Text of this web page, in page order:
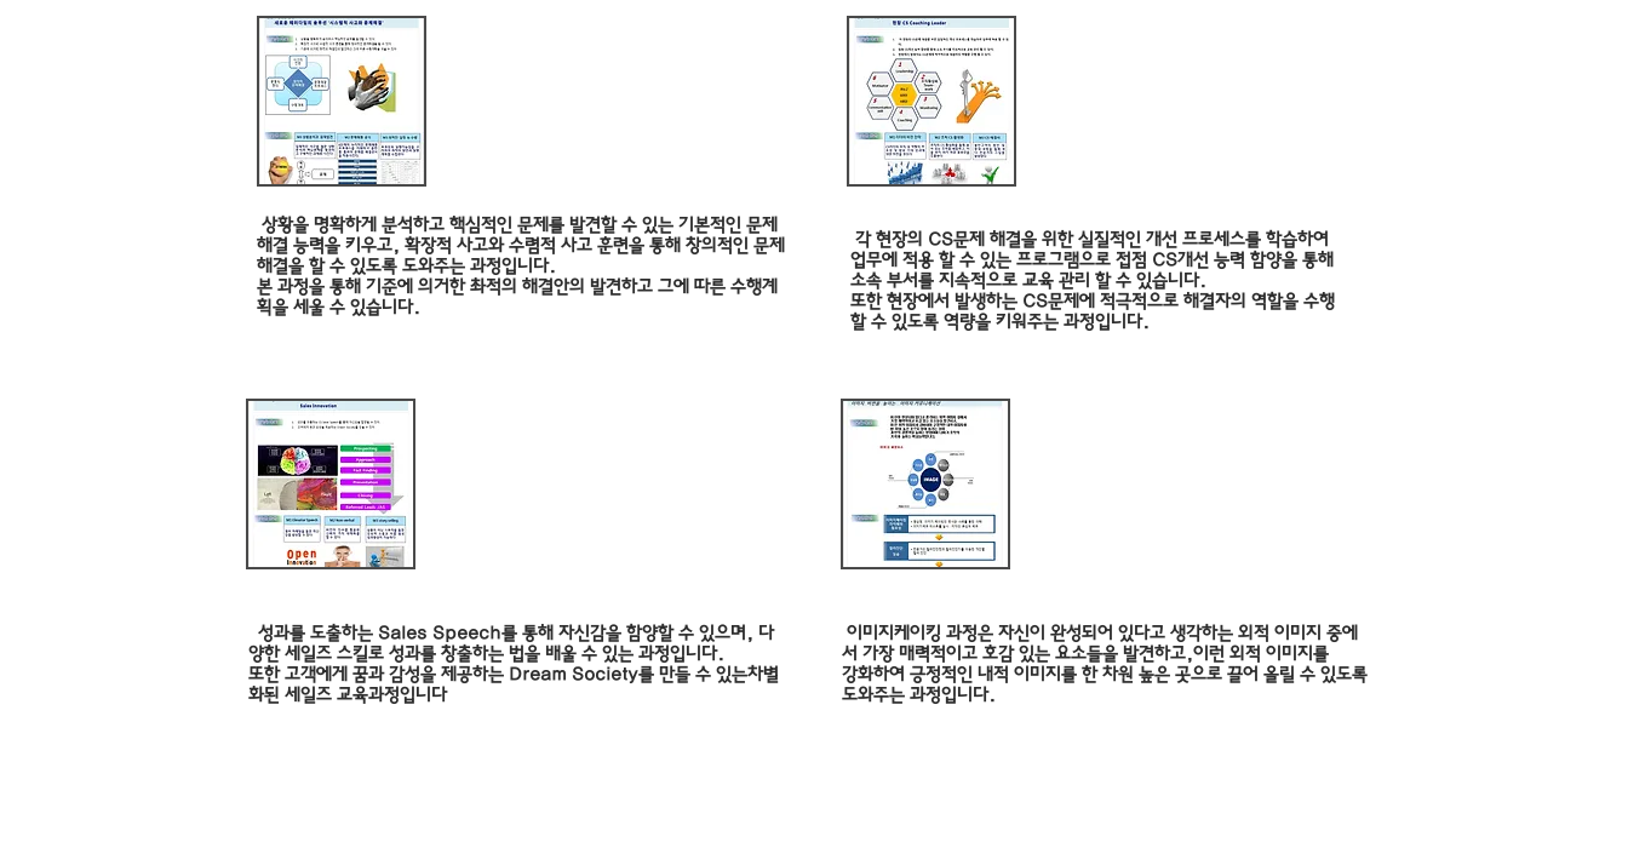
상황을 명확하게 분석하고 핵심적인 문제를 발견할 수 있는 기본적인 문제
해결 능력을 키우고, 확장적 사고와 수렴적 사고 훈련을 통해 창의적인 문제
해결을 할 수 있도록 도와주는 과정입니다.
본 과정을 통해 기준에 의거한 촤적의 해결안의 발견하고 그에 따른 수행계
획을 세울 수 있습니다.
각 현장의 CS문제 해결을 위한 실질적인 개선 프로세스를 학습하여
업무에 적용 할 수 있는 프로그램으로 접점 CS개선 능력 함양을 통해
소속 부서를 지속적으로 교육 관리 할 수 있습니다.
또한 현장에서 발생하는 CS문제에 적극적으로 해결자의 역할을 수행
할 수 있도록 역량을 키워주는 과정입니다.
성과를 도출하는 Sales Speech를 통해 자신감을 함양할 수 있으며, 다
양한 세일즈 스킬로 성과를 창출하는 법을 배울 수 있는 과정입니다.
또한 고객에게 꿈과 감성을 제공하는 Dream Society를 만들 수 있는차별
화된 세일즈 교육과정입니다
이미지케이킹 과정은 자신이 완성되어 있다고 생각하는 외적 이미지 중에
서 가장 매력적이고 호감 있는 요소들을 발견하고,이런 외적 이미지를
강화하여 긍정적인 내적 이미지를 한 차원 높은 곳으로 끌어 올릴 수 있도록
도와주는 과정입니다.